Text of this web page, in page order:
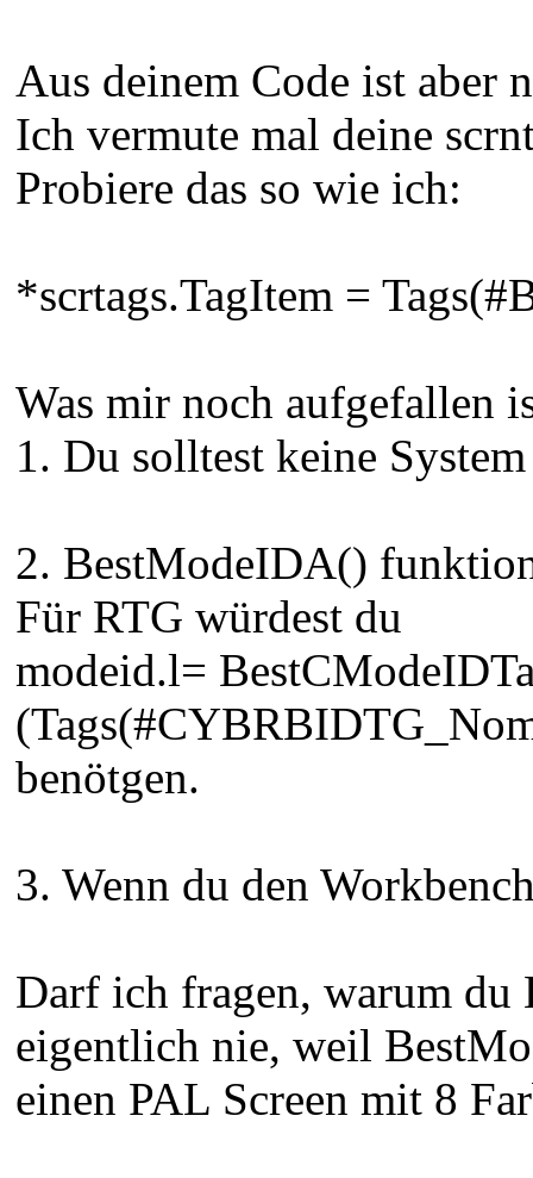
Aus deinem Code ist aber
Ich vermute mal deine
Probiere das so wie ich:
*scrtags.TagItem =
Was mir noch aufgefallen
1. Du solltest keine
2. BestModeIDA()
Für RTG würdest du
modeid.l=
benötgen.
3. Wenn du den
Darf ich fragen, warum du
eigentlich nie, weil
einen PAL Screen mit 8